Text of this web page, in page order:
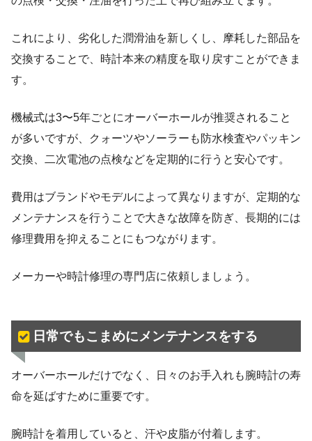
これにより、劣化した潤滑油を新しくし、摩耗した部品を
交換することで、時計本来の精度を取り戻すことができま
す。
機械式は3〜5年ごとにオーバーホールが推奨されること
が多いですが、クォーツやソーラーも防水検査やパッキン
交換、二次電池の点検などを定期的に行うと安心です。
費用はブランドやモデルによって異なりますが、定期的な
メンテナンスを行うことで大きな故障を防ぎ、長期的には
修理費用を抑えることにもつながります。
メーカーや時計修理の専門店に依頼しましょう。
日常でもこまめにメンテナンスをする
オーバーホールだけでなく、日々のお手入れも腕時計の寿
命を延ばすために重要です。
腕時計を着用していると、汗や皮脂が付着します。